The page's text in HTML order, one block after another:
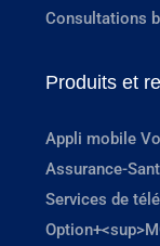
Consultations
Produits et
Appli mobile
Assurance-
Services de